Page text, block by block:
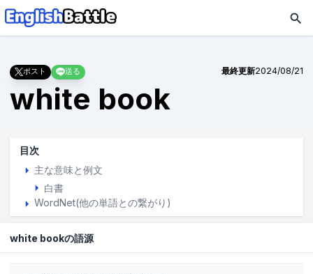
ポスト 送る 最終更新2024/08/21
white book
目次
主な意味と例文
白書
WordNet(他の単語との繋がり)
white bookの語源